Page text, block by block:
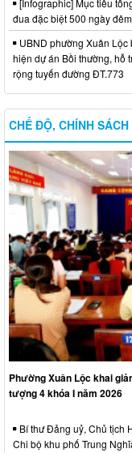
[Infographic] Mục tiêu
đua đặc biệt 500 ngày
UBND phường Xuân
hiện dự án Bồi thường, hỗ
rộng tuyến đường ĐT.773
CHẾ ĐỘ, CHÍNH
Phường Xuân Lộc khai
tượng 4 khóa I năm 2026
Bí thư Đảng uỷ, Chủ tịch
Chi bộ khu phố Trung